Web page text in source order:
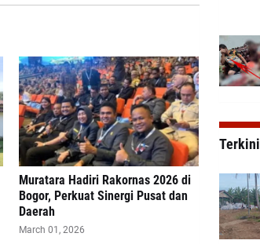
Muratara Hadiri Rakornas 2026 di
Bogor, Perkuat Sinergi Pusat dan
Daerah
March 01, 2026
Terkini